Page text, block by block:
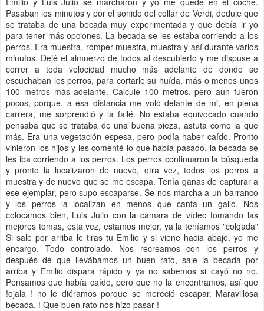
Pasaban los minutos y por el sonido del collar de Verdi, deduje que
se trataba de una becada muy experimentada y que debía ir yo
para tener más opciones. La becada se les estaba corriendo a los
perros. Era muestra, romper muestra, muestra y así durante varios
minutos. Dejé el almuerzo de todos al descubierto y me dispuse a
correr a toda velocidad mucho más adelante de donde se
escuchaban los perros, para cortarle su huída, más o menos unos
100 metros más adelante. Calculé 100 metros, pero aun fueron
pocos, porque, a esa distancia me voló delante de mi, en plena
carrera, me sorprendió y la fallé. No estaba equivocado cuando
pensaba que se trataba de una buena pieza, astuta como la que
más. Era una vegetación espesa, pero podía haber caído. Pronto
vinieron los hijos y les comenté lo que había pasado, la becada se
les iba corriendo a los perros. Los perros continuaron la búsqueda
y pronto la localizaron de nuevo, otra vez, todos los perros a
muestra y de nuevo que se me escapa. Tenía ganas de capturar a
ese ejemplar, pero supo escaparse. Se nos marcha a un barranco
y los perros la localizan en menos que canta un gallo. Nos
colocamos bien, Luis Julio con la cámara de vídeo tomando las
mejores tomas, esta vez, estamos mejor, ya la teníamos "colgada"
Si sale por arriba le tiras tu Emilio y si viene hacia abajo, yo me
encargo. Todo controlado. Nos recreamos con los perros y
después de que llevábamos un buen rato, sale la becada por
arriba y Emilio dispara rápido y ya no sabemos si cayó no no.
Pensamos que había caído, pero que no la encontramos, así que
!ojala ! no le diéramos porque se mereció escapar. Maravillosa
becada. ! Que buen rato nos hizo pasar !